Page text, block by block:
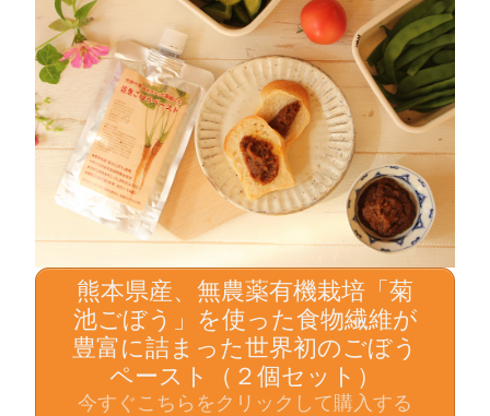
熊本県産、無農薬有機栽培「菊
池ごぼう」を使った食物繊維が
豊富に詰まった世界初のごぼう
ペースト（２個セット）
今すぐこちらをクリックして購入する